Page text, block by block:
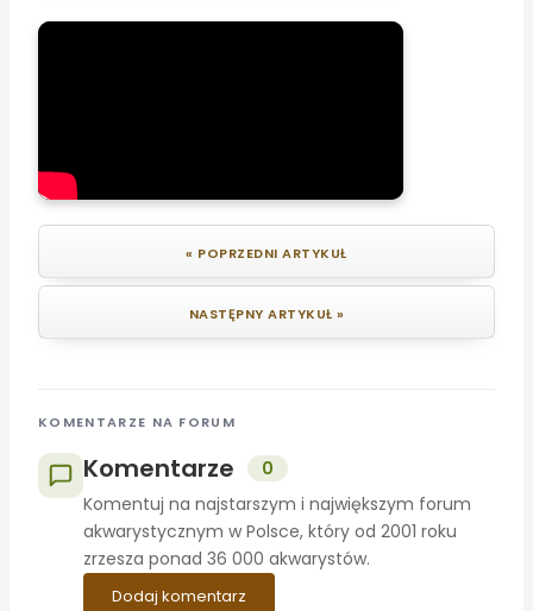
« POPRZEDNI ARTYKUŁ
NASTĘPNY ARTYKUŁ »
KOMENTARZE NA FORUM
Komentarze
0
Komentuj na najstarszym i największym forum
akwarystycznym w Polsce, który od 2001 roku
zrzesza ponad 36 000 akwarystów.
Dodaj komentarz